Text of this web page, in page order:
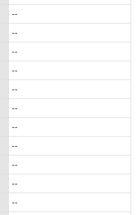
--
--
--
--
--
--
--
--
--
--
--